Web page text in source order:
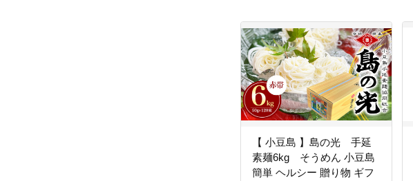
【 小豆島 】島の光 手延
素麺6kg そうめん 小豆島
簡単 ヘルシー 贈り物 ギフ